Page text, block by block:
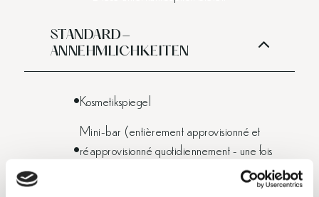
STANDARD-
ANNEHMLICHKEITEN
Kosmetikspiegel
Mini-bar (entièrement approvisionné et
réapprovisionné quotidiennement - une fois